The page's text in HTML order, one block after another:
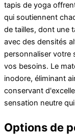
tapis de yoga
qui soutiennent
de tailles, dont une
avec des densités
personnaliser votre
vos besoins. Le
inodore, éliminant
conservant
sensation neutre
Options de